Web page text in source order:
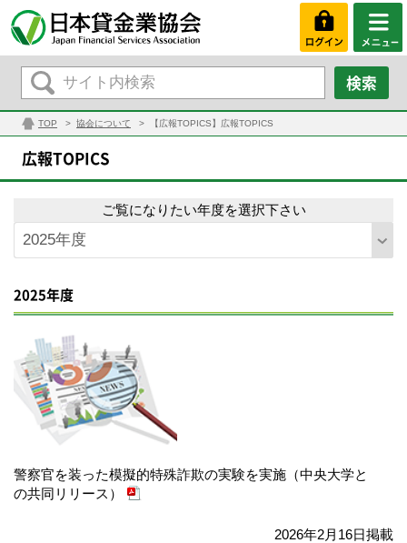
TOP 協会について 【広報TOPICS】広報TOPICS
広報TOPICS
ご覧になりたい年度を選択下さい
2025年度
警察官を装った模擬的特殊詐欺の実験を実施（中央大学と
の共同リリース）
2026年2月16日掲載